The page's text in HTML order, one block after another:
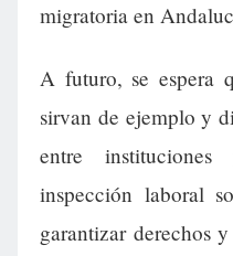
migratoria en
A futuro, se espera
sirvan de ejemplo y
entre
inspección laboral
garantizar derechos